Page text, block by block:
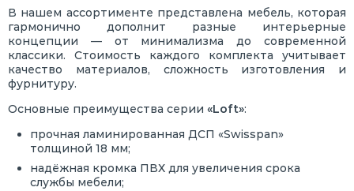
В нашем ассортименте представлена мебель, которая
гармонично дополнит разные интерьерные
концепции — от минимализма до современной
классики. Стоимость каждого комплекта учитывает
качество материалов, сложность изготовления и
фурнитуру.
Основные преимущества серии «Loft»:
прочная ламинированная ДСП «Swisspan»
толщиной 18 мм;
надёжная кромка ПВХ для увеличения срока
службы мебели;